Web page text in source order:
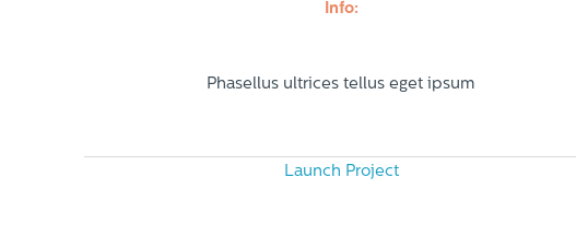
Info:
Phasellus ultrices tellus eget ipsum
Launch Project